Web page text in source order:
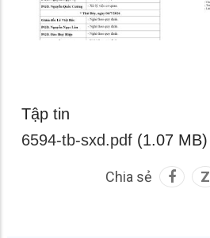
Tập tin
6594-tb-sxd.pdf (1.07 MB)
Chia sẻ Z